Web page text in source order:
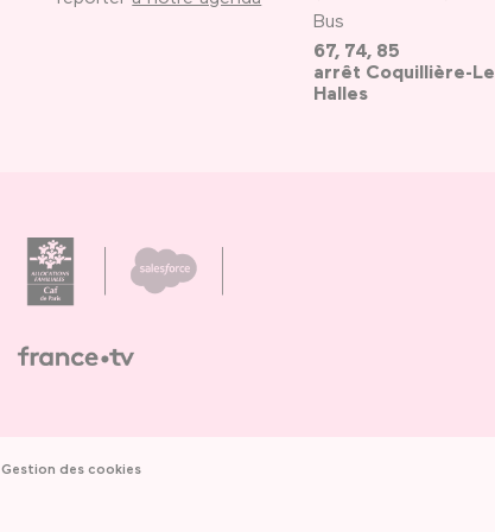
Bus
67, 74, 85
arrêt Coquillière-
Halles
Gestion des cookies